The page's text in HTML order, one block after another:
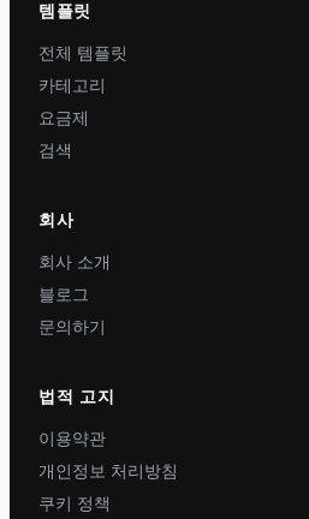
템플릿
전체 템플릿
카테고리
요금제
검색
회사
회사 소개
블로그
문의하기
법적 고지
이용약관
개인정보 처리방침
쿠키 정책